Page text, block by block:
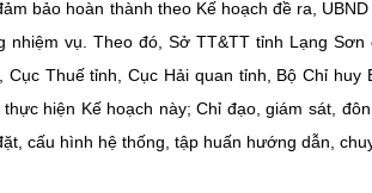
bảo hoàn thành theo Kế hoạch đề ra,
nhiệm vụ. Theo đó, Sở TT&TT tỉnh Lạng
Cục Thuế tỉnh, Cục Hải quan tỉnh, Bộ Chỉ
thực hiện Kế hoạch này; Chỉ đạo, giám sát,
cấu hình hệ thống, tập huấn hướng dẫn,